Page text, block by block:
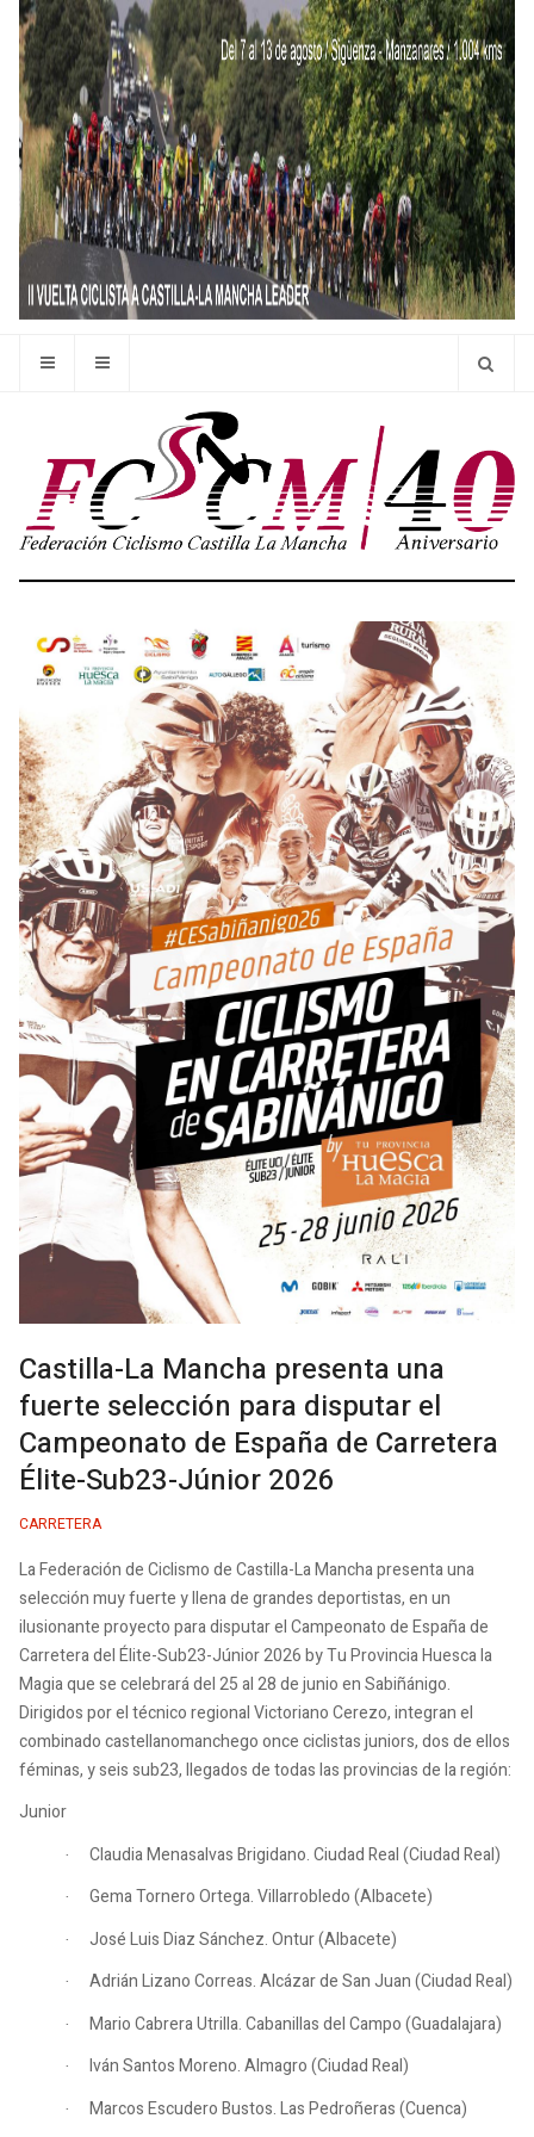
Castilla-La Mancha presenta una
fuerte selección para disputar el
Campeonato de España de Carretera
Élite-Sub23-Júnior 2026
CARRETERA
La Federación de Ciclismo de Castilla-La Mancha presenta una
selección muy fuerte y llena de grandes deportistas, en un
ilusionante proyecto para disputar el Campeonato de España de
Carretera del Élite-Sub23-Júnior 2026 by Tu Provincia Huesca la
Magia que se celebrará del 25 al 28 de junio en Sabiñánigo.
Dirigidos por el técnico regional Victoriano Cerezo, integran el
combinado castellanomanchego once ciclistas juniors, dos de ellos
féminas, y seis sub23, llegados de todas las provincias de la región:
Junior
· Claudia Menasalvas Brigidano. Ciudad Real (Ciudad Real)
· Gema Tornero Ortega. Villarrobledo (Albacete)
· José Luis Diaz Sánchez. Ontur (Albacete)
· Adrián Lizano Correas. Alcázar de San Juan (Ciudad Real)
· Mario Cabrera Utrilla. Cabanillas del Campo (Guadalajara)
· Iván Santos Moreno. Almagro (Ciudad Real)
· Marcos Escudero Bustos. Las Pedroñeras (Cuenca)